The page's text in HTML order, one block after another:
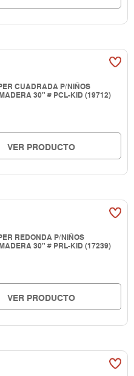
CUADRADA P/NIÑOS
30" # PCL-KID (19712)
VER PRODUCTO
REDONDA P/NIÑOS
30" # PRL-KID (17239)
VER PRODUCTO